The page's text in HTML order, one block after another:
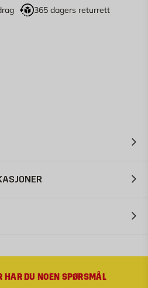
365 dagers returrett
HAR DU NOEN SPØRSMÅL